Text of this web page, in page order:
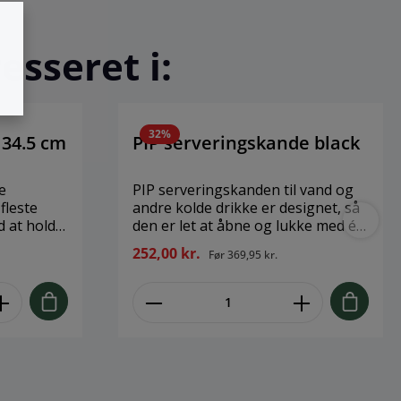
i:
cm
at holde
BOX-IT
plast,
også
32%
PIP serveringskande black
PIP serveringskanden til vand og
andre kolde drikke er designet, så
den er let at åbne og lukke med én
hånd. Funktionaliteten, der ligger i
lågets konstruktion, er
udsprunget af en leg med origami.
En proces designeren, Søren
Refsgaard, ofte lader sig inspirere
252,00 kr. Før369,95 kr.